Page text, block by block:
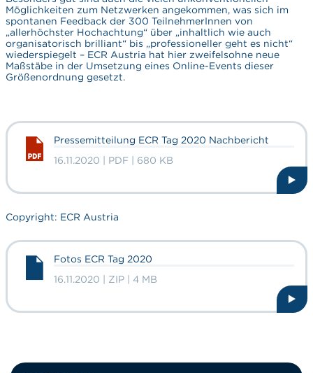
Möglichkeiten zum Netzwerken angekommen, was sich im
spontanen Feedback der 300 TeilnehmerInnen von
„allerhöchster Hochachtung“ über „inhaltlich wie auch
organisatorisch brilliant“ bis „professioneller geht es nicht“
wiederspiegelt – ECR Austria hat hier zweifelsohne neue
Maßstäbe in der Umsetzung eines Online-Events dieser
Größenordnung gesetzt.
Pressemitteilung ECR Tag 2020 Nachbericht
16.11.2020 | PDF | 680 KB
Copyright: ECR Austria
Fotos ECR Tag 2020
16.11.2020 | ZIP | 4 MB